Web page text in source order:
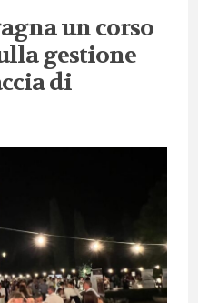
un corso
gestione
di